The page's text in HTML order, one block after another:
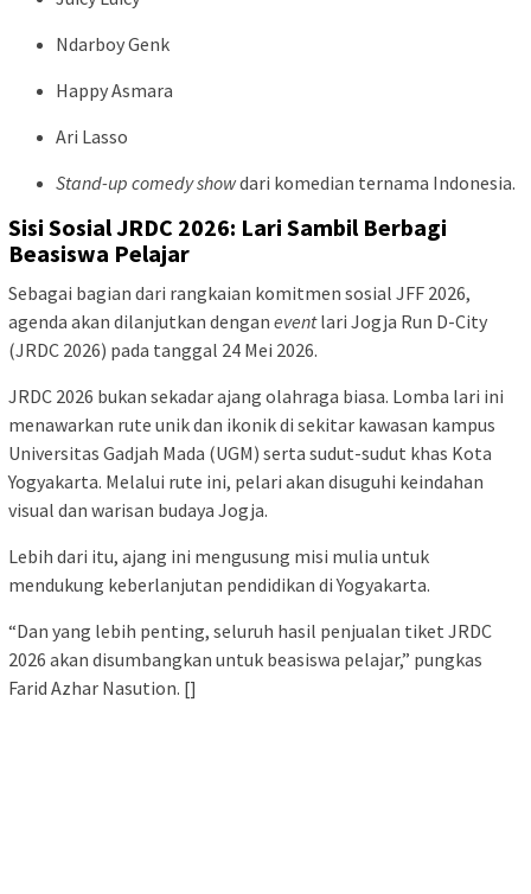
Ndarboy Genk
Happy Asmara
Ari Lasso
Stand-up comedy showdari komedian ternama Indonesia.
Sisi Sosial JRDC 2026: Lari Sambil Berbagi
Beasiswa Pelajar
Sebagai bagian dari rangkaian komitmen sosial JFF 2026,
agenda akan dilanjutkan dengan eventlari Jogja Run D-City
(JRDC 2026) pada tanggal 24 Mei 2026.
JRDC 2026 bukan sekadar ajang olahraga biasa. Lomba lari ini
menawarkan rute unik dan ikonik di sekitar kawasan kampus
Universitas Gadjah Mada (UGM) serta sudut-sudut khas Kota
Yogyakarta. Melalui rute ini, pelari akan disuguhi keindahan
visual dan warisan budaya Jogja.
Lebih dari itu, ajang ini mengusung misi mulia untuk
mendukung keberlanjutan pendidikan di Yogyakarta.
“Dan yang lebih penting, seluruh hasil penjualan tiket JRDC
2026 akan disumbangkan untuk beasiswa pelajar,” pungkas
Farid Azhar Nasution. []